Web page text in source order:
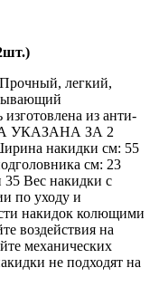
легкий,
из анти-
УКАЗАНА ЗА 2
накидки см: 55
см: 23
Вес накидки с
по уходу и
накидок колющими
воздействия на
механических
не подходят на